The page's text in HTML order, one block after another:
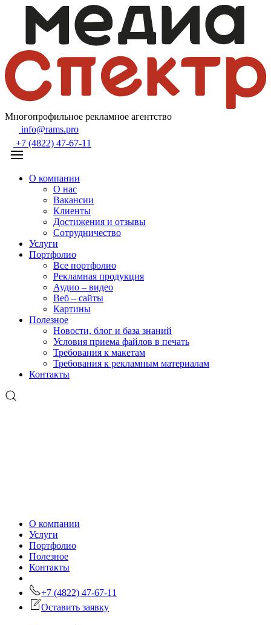
Многопрофильное рекламное агентство
info@rams.pro
+7 (4822) 47-67-11
О компании
О нас
Вакансии
Клиенты
Достижения и отзывы
Сотрудничество
Услуги
Портфолио
Все портфолио
Рекламная продукция
Аудио – видео
Веб – сайты
Картины
Полезное
Новости, блог и база знаний
Условия приема файлов в печать
Требования к макетам
Требования к рекламным материалам
Контакты
О компании
Услуги
Портфолио
Полезное
Контакты
+7 (4822) 47-67-11
Оставить заявку